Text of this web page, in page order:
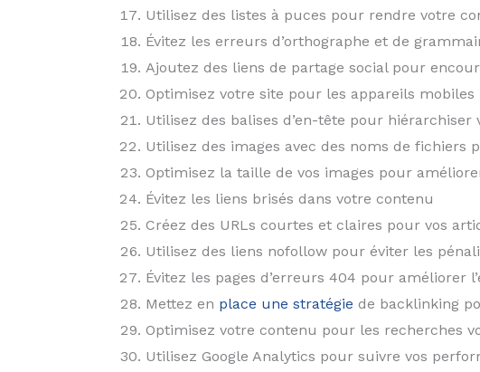
Utilisez des listes à puces pour rendre votre
Évitez les erreurs d’orthographe et de
Ajoutez des liens de partage social pour
Optimisez votre site pour les appareils
Utilisez des balises d’en-tête pour hiérarchiser
Utilisez des images avec des noms de fichiers
Optimisez la taille de vos images pour
Évitez les liens brisés dans votre contenu
Créez des URLs courtes et claires pour vos
Utilisez des liens nofollow pour éviter les
Évitez les pages d’erreurs 404 pour améliorer
Mettez en place une stratégie de backlinking
Optimisez votre contenu pour les recherches
Utilisez Google Analytics pour suivre vos